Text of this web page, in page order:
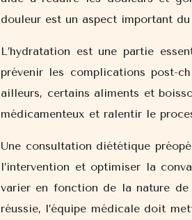
douleur est un aspect important
L’hydratation est une partie
prévenir les complications post-
ailleurs, certains aliments et
médicamenteux et ralentir le
Une consultation diététique
l’intervention et optimiser la
varier en fonction de la nature de
réussie, l’équipe médicale doit